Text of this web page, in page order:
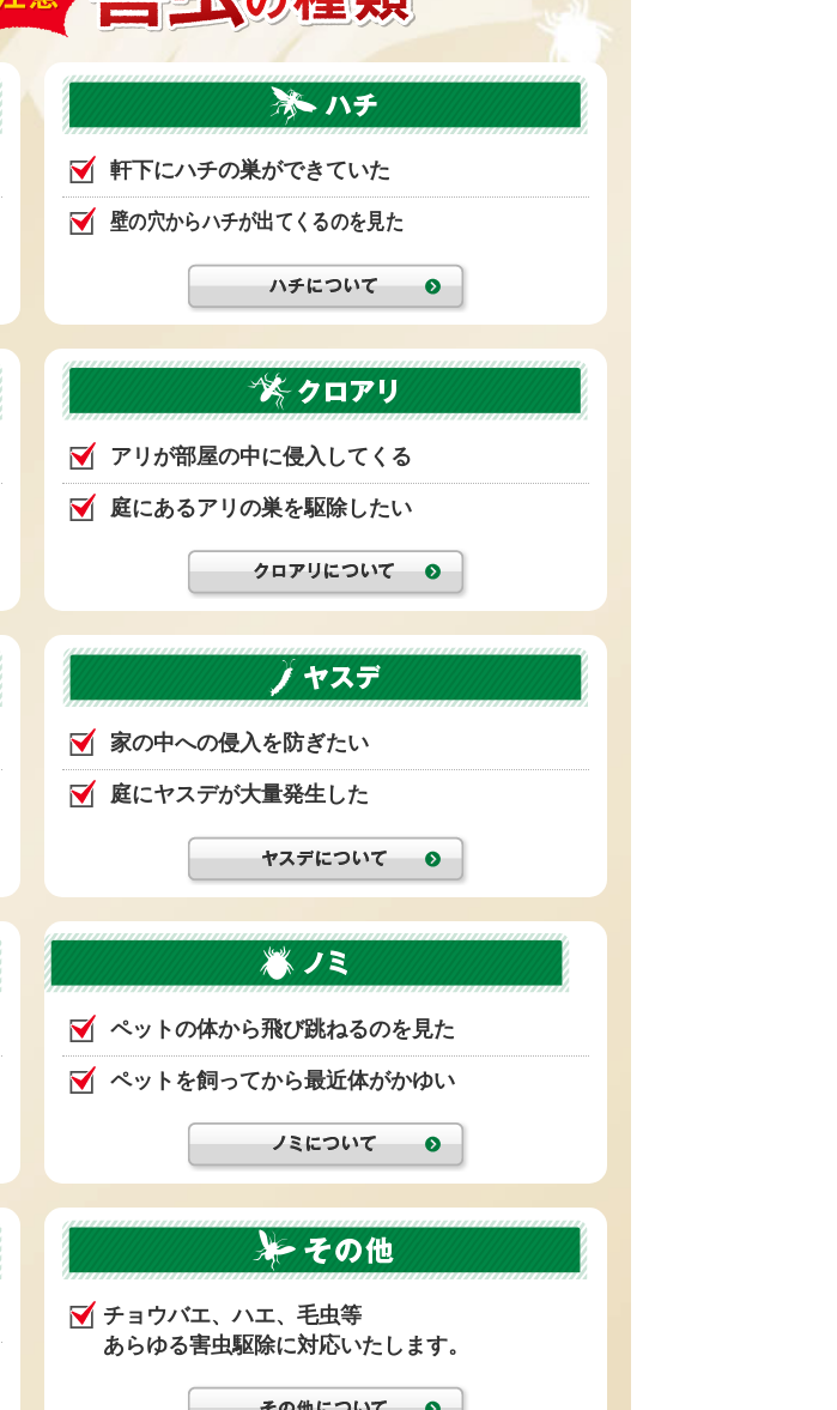
軒下にハチの巣ができていた
壁の穴からハチが出てくるのを見た
アリが部屋の中に侵入してくる
庭にあるアリの巣を駆除したい
家の中への侵入を防ぎたい
庭にヤスデが大量発生した
ペットの体から飛び跳ねるのを見た
ペットを飼ってから最近体がかゆい
チョウバエ、ハエ、毛虫等
あらゆる害虫駆除に対応いたします。